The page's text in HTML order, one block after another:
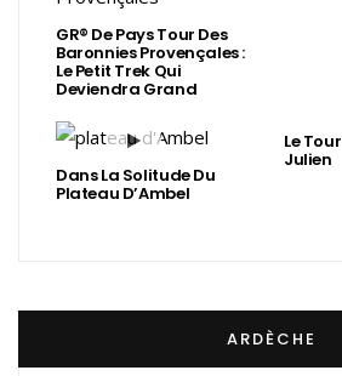
GR® De Pays Tour Des
Baronnies Provençales :
Le Petit Trek Qui
Deviendra Grand
Dans La Solitude Du
Plateau D’Ambel
Le
Julien
ARDÈCHE